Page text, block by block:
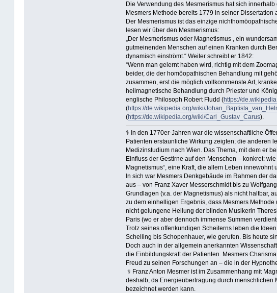
Die Verwendung des Mesmerismus hat sich
Mesmers Methode bereits 1779 in seiner
Der Mesmerismus ist das einzige
lesen wir über den Mesmerismus:
„Der Mesmerismus oder Magnetismus , ein
gutmeinenden Menschen auf einen Kranken durch
dynamisch einströmt.“ Weiter schreibt er 1842:
“Wenn man gelernt haben wird, richtig mit dem
beider, die der homöopathischen Behandlung mit
zusammen, erst die möglich vollkommenste Art,
heilmagnetische Behandlung durch Priester und
englische Philosoph Robert Fludd (https://
(https://de.wikipedia.org/wiki/
(https://de.wikipedia.org/wiki/Carl_Gustav_Carus).
⚕ In den 1770er-Jahren war die wissenschaftliche
Patienten erstaunliche Wirkung zeigten; die anderen
Medizinstudium nach Wien. Das Thema, mit dem er
Einfluss der Gestirne auf den Menschen – konkret:
Magnetismus“, eine Kraft, die allem Leben
In sich war Mesmers Denkgebäude im Rahmen der
aus – von Franz Xaver Messerschmidt bis zu
Grundlagen (v.a. der Magnetismus) als nicht haltbar,
zu dem einhelligen Ergebnis, dass Mesmers
nicht gelungene Heilung der blinden Musikerin
Paris (wo er aber dennoch immense Summen
Trotz seines offenkundigen Scheiterns leben die
Schelling bis Schopenhauer, wie gerufen. Bis heute
Doch auch in der allgemein anerkannten
die Einbildungskraft der Patienten. Mesmers
Freud zu seinen Forschungen an – die in der
⚕ Franz Anton Mesmer ist im Zusammenhang mit
deshalb, da Energieübertragung durch menschlichen
bezeichnet werden kann.